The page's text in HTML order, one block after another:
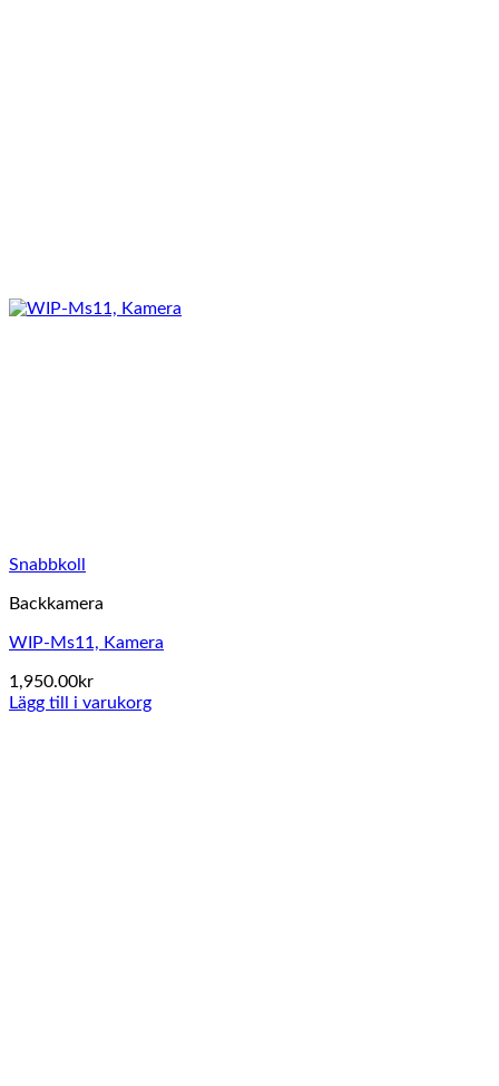
Snabbkoll
Backkamera
WIP-Ms11, Kamera
1,950.00kr
Lägg till i varukorg